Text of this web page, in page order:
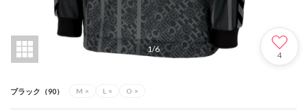
1/6
4
ブラック（90） M × L × O ×